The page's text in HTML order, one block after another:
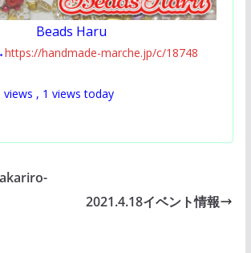
Beads Haru
https://handmade-marche.jp/c/18748
, 1 views today
2021.4.18イベント情報